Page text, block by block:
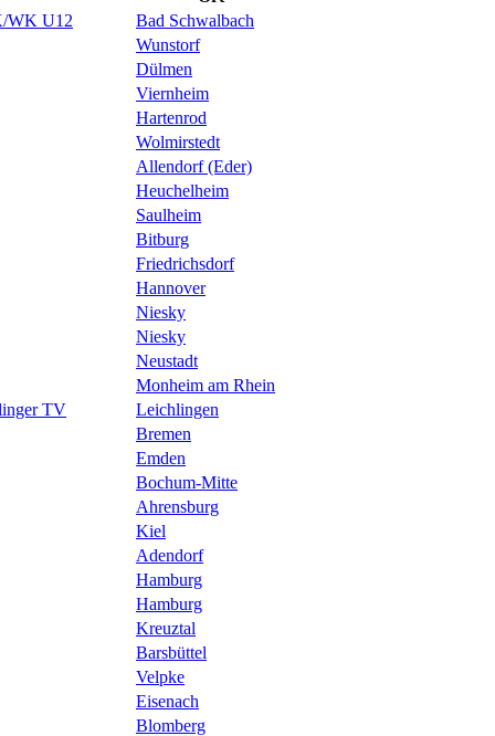
WK U12
Bad Schwalbach
Wunstorf
Dülmen
Viernheim
Hartenrod
Wolmirstedt
Allendorf (Eder)
Heuchelheim
Saulheim
Bitburg
Friedrichsdorf
Hannover
Niesky
Niesky
Neustadt
Monheim am Rhein
TV
Leichlingen
Bremen
Emden
Bochum-Mitte
Ahrensburg
Kiel
Adendorf
Hamburg
Hamburg
Kreuztal
Barsbüttel
Velpke
Eisenach
Blomberg